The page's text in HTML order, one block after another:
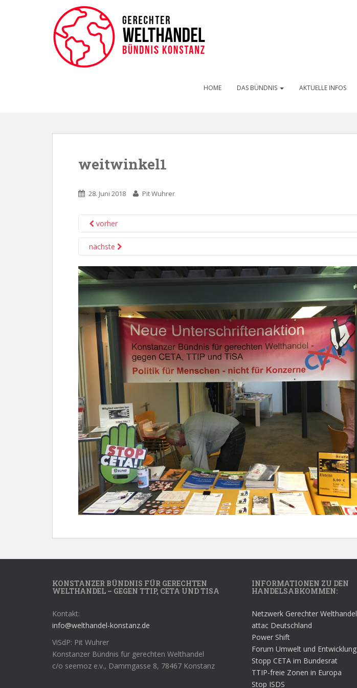
HOME DAS BÜNDNIS AKTUELLE INFOS
weitwinkel1
28. Juni 2018 Pit Wuhrer
vorher
nächste
KONSTANZER BÜNDNIS FÜR GERECHTEN
WELTHANDEL – GEGEN TTIP, CETA UND TISA
Kontakt:
info@welthandel-konstanz.de
ViSdP: Pit Wuhrer
Konstanzer Bündnis für gerechten Welthandel
c/o seemoz e.v., Dammgasse 8, 78467 Konstanz
INFORMATIONEN ZU DEN
HANDELSABKOMMEN:
Netzwerk Gerechter Welthandel
attac Deutschland
Power Shift
Forum Umwelt und Entwicklung
Stopp CETA im Bundesrat
TTIP-freie Zonen in Europa
Stop ISDS